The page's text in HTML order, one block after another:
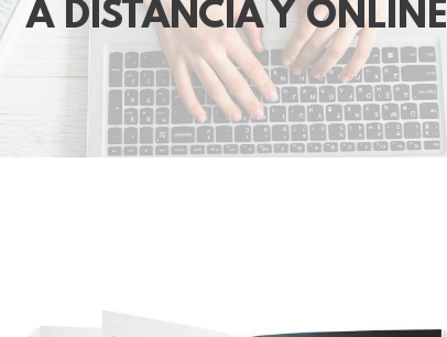
A DISTANCIA Y ONLINE